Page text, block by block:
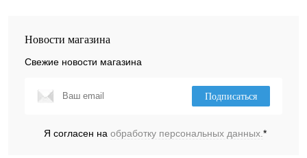
Новости магазина
Свежие новости магазина
Подписаться
Я согласен на обработку персональных данных.*